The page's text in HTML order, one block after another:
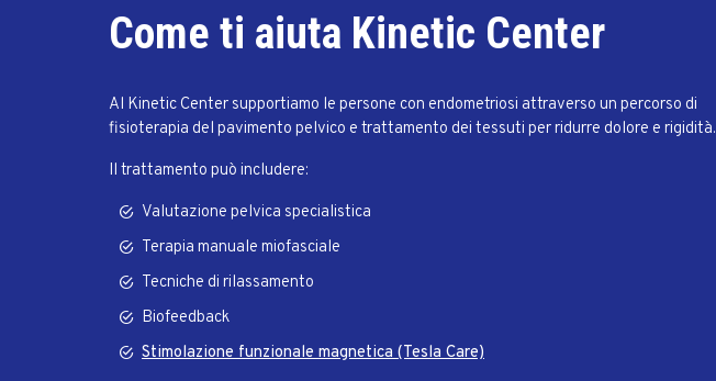
Come ti aiuta Kinetic Center
Al Kinetic Center supportiamo le persone con endometriosi attraverso un percorso di
fisioterapia del pavimento pelvico e trattamento dei tessuti per ridurre dolore e rigidità.
Il trattamento può includere:
Valutazione pelvica specialistica
Terapia manuale miofasciale
Tecniche di rilassamento
Biofeedback
Stimolazione funzionale magnetica (Tesla Care)